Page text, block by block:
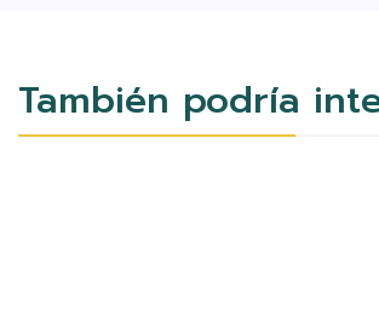
También podría